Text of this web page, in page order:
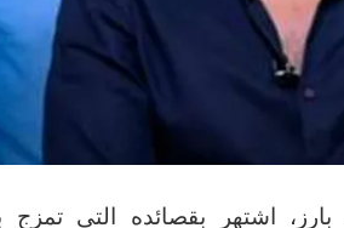
بقصائده التي تمزج